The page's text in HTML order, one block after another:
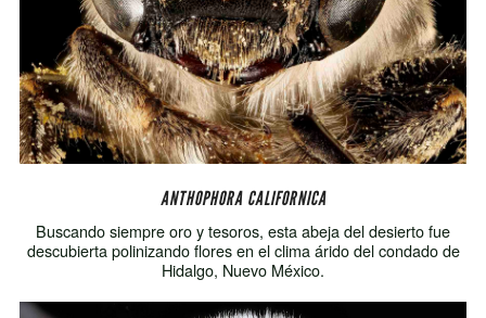
ANTHOPHORA CALIFORNICA
Buscando siempre oro y tesoros, esta abeja del desierto fue
descubierta polinizando flores en el clima árido del condado de
Hidalgo, Nuevo México.